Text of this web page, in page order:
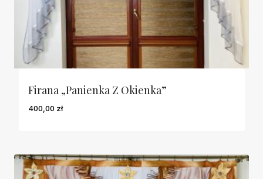
Firana „Panienka Z Okienka”
400,00 zł